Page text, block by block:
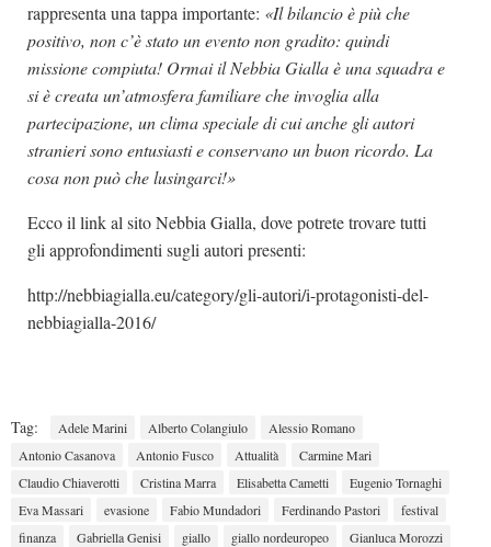
rappresenta una tappa importante: «Il bilancio è più che
positivo, non c’è stato un evento non gradito: quindi
missione compiuta! Ormai il Nebbia Gialla è una squadra e
si è creata un’atmosfera familiare che invoglia alla
partecipazione, un clima speciale di cui anche gli autori
stranieri sono entusiasti e conservano un buon ricordo. La
cosa non può che lusingarci!»
Ecco il link al sito Nebbia Gialla, dove potrete trovare tutti
gli approfondimenti sugli autori presenti:
http://nebbiagialla.eu/category/gli-autori/i-protagonisti-del-
nebbiagialla-2016/
Tag: Adele Marini Alberto Colangiulo
Alessio Romano
Antonio Casanova
Antonio Fusco Attualità
Carmine Mari
Claudio Chiaverotti
Cristina Marra Elisabetta Cametti
Eugenio Tornaghi
Eva Massari
evasione Fabio Mundadori Ferdinando Pastori
festival
finanza
Gabriella Genisi giallo giallo nordeuropeo
Gianluca Morozzi